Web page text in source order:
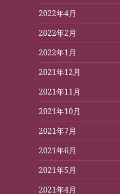
2022年4月
2022年2月
2022年1月
2021年12月
2021年11月
2021年10月
2021年7月
2021年6月
2021年5月
2021年4月